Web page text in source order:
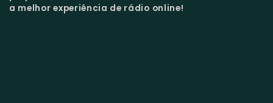
a melhor experiência de rádio online!